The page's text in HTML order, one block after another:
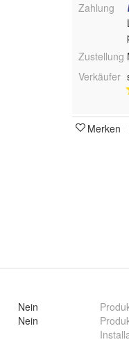
Zahlung
Zustellung
Verkäufer
Merken
Nein
Nein